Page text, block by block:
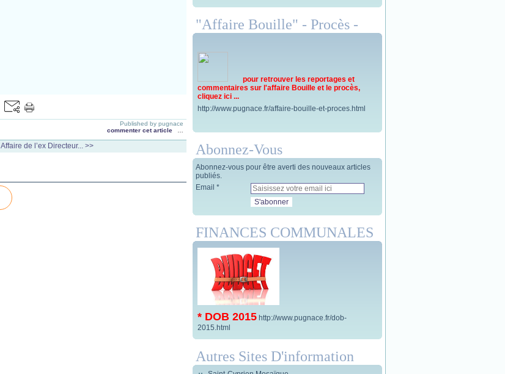
Published by pugnace
commenter cet article
Affaire de l’ex Directeur... >>
"Affaire Bouille" - Procès -
pour retrouver les reportages et
commentaires sur l'affaire Bouille et le procès,
cliquez ici ...
http://www.pugnace.fr/affaire-bouille-et-proces.html
Abonnez-Vous
Abonnez-vous pour être averti des nouveaux articles
publiés.
Email
FINANCES COMMUNALES
* DOB 2015 http://www.pugnace.fr/dob-
2015.html
Autres Sites D'information